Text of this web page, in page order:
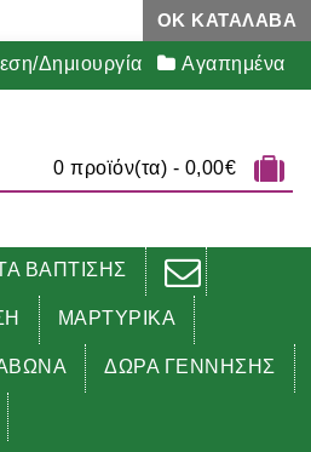
ΟΚ ΚΑΤΆΛΑΒΑ
Δημιουργία Αγαπημένα
0 προϊόν(τα) - 0,00€
ΒΑΠΤΙΣΗΣ
ΜΑΡΤΥΡΙΚΑ
ΔΩΡΑ ΓΕΝΝΗΣΗΣ